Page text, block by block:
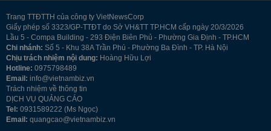
Trang TTĐTTH của công ty VietNewsCorp
Giấy phép số 3323/GP-TTĐT do Sở VH&TT TP.HCM cấp ngày 20/3/2026
Lầu 5 - Compa Building - 293 Điện Biên Phủ - Phường Gia Định - TP.HCM
Chi nhánh: Số 5 - Khu 38A Trần Phú - Phường Ba Đình - TP. Hà Nội
Chịu trách nhiệm nội dung: Hoàng Hữu Lợi
Hotline: 0975798489
Email: info@vietnambiz.vn
Trách nhiệm về thông tin
DỊCH VỤ QUẢNG CÁO
Tel: 0931589222 (Ms Ngọc)
Email: quangcao@vietnambiz.vn